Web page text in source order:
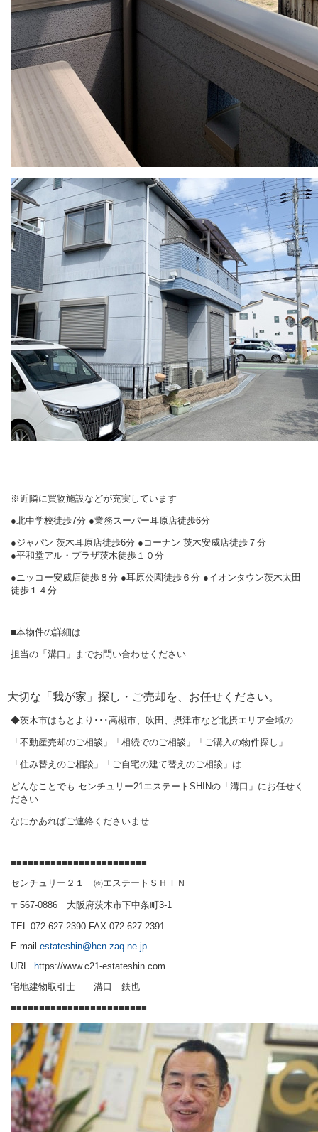
※近隣に買物施設などが充実しています
●北中学校徒歩7分 ●業務スーパー耳原店徒歩6分
●ジャパン 茨木耳原店徒歩6分 ●コーナン 茨木安威店徒歩７分
●平和堂アル・プラザ茨木徒歩１０分
●ニッコー安威店徒歩８分 ●耳原公園徒歩６分 ●イオンタウン茨木太田
徒歩１４分
■本物件の詳細は
担当の「溝口」までお問い合わせください
大切な「我が家」探し・ご売却を、お任せください。
◆茨木市はもとより･･･高槻市、吹田、摂津市など北摂エリア全域の
「不動産売却のご相談」「相続でのご相談」「ご購入の物件探し」
「住み替えのご相談」「ご自宅の建て替えのご相談」は
どんなことでも センチュリー21エステートSHINの「溝口」にお任せく
ださい
なにかあればご連絡くださいませ
■■■■■■■■■■■■■■■■■■■■■■■■
センチュリー２１ ㈱エステートＳＨＩＮ
〒567-0886 大阪府茨木市下中条町3-1
TEL.072-627-2390 FAX.072-627-2391
E-mail estateshin@hcn.zaq.ne.jp
URL
https://www.c21-estateshin.com
宅地建物取引士 溝口 鉄也
■■■■■■■■■■■■■■■■■■■■■■■■